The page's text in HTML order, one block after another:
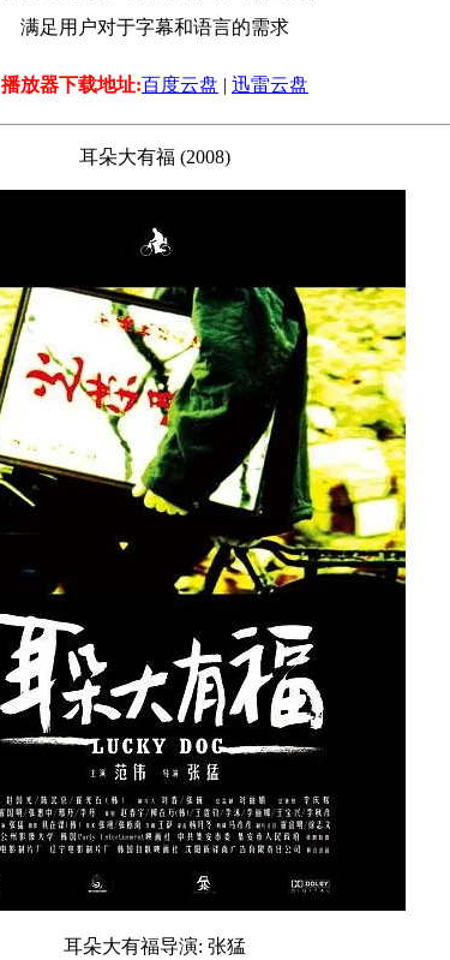
满足用户对于字幕和语言的需求
播放器下载地址:百度云盘 | 迅雷云盘
耳朵大有福 (2008)
耳朵大有福导演: 张猛